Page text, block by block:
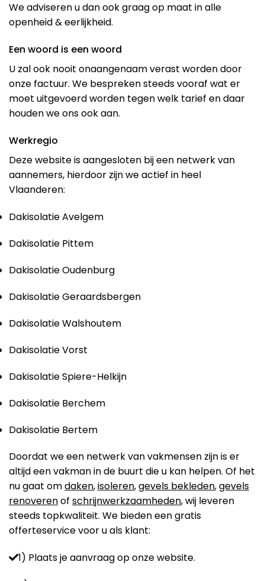
We adviseren u dan ook graag op maat in alle
openheid & eerlijkheid.
Een woord is een woord
U zal ook nooit onaangenaam verast worden door
onze factuur. We bespreken steeds vooraf wat er
moet uitgevoerd worden tegen welk tarief en daar
houden we ons ook aan.
Werkregio
Deze website is aangesloten bij een netwerk van
aannemers, hierdoor zijn we actief in heel
Vlaanderen:
Dakisolatie Avelgem
Dakisolatie Pittem
Dakisolatie Oudenburg
Dakisolatie Geraardsbergen
Dakisolatie Walshoutem
Dakisolatie Vorst
Dakisolatie Spiere-Helkijn
Dakisolatie Berchem
Dakisolatie Bertem
Doordat we een netwerk van vakmensen zijn is er
altijd een vakman in de buurt die u kan helpen. Of het
nu gaat omdaken,isoleren,gevels bekleden,gevels
renoverenof schrijnwerkzaamheden, wij leveren
steeds topkwaliteit. We bieden een gratis
offerteservice voor u als klant:
1) Plaats je aanvraag op onze website.